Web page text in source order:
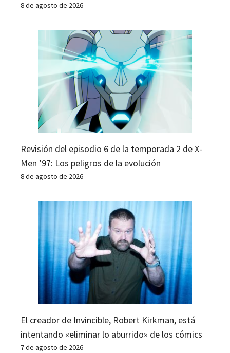
8 de agosto de 2026
Revisión del episodio 6 de la temporada 2 de X-
Men ’97: Los peligros de la evolución
8 de agosto de 2026
El creador de Invincible, Robert Kirkman, está
intentando «eliminar lo aburrido» de los cómics
7 de agosto de 2026